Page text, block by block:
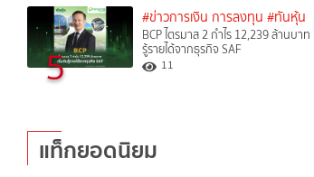
5
#ข่าวการเงิน การลงทุน #ทันหุ้น
BCP ไตรมาส 2 กำไร 12,239 ล้านบาท
รู้รายได้จากธุรกิจ SAF
11
แท็กยอดนิยม